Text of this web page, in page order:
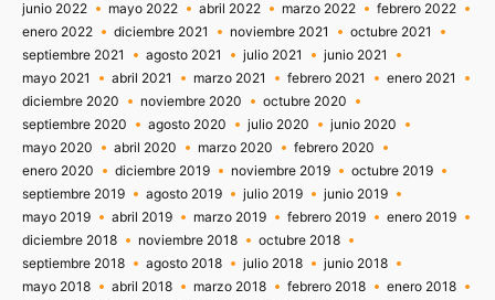
junio 2022
mayo 2022 abril 2022 marzo 2022
febrero 2022
enero 2022
diciembre 2021 noviembre 2021
octubre 2021
septiembre 2021
agosto 2021 julio 2021
junio 2021
mayo 2021
abril 2021 marzo 2021 febrero 2021
enero 2021
diciembre 2020
noviembre 2020
octubre 2020
septiembre 2020
agosto 2020 julio 2020
junio 2020
mayo 2020
abril 2020 marzo 2020
febrero 2020
enero 2020
diciembre 2019 noviembre 2019
octubre 2019
septiembre 2019
agosto 2019 julio 2019
junio 2019
mayo 2019
abril 2019 marzo 2019 febrero 2019
enero 2019
diciembre 2018
noviembre 2018
octubre 2018
septiembre 2018
agosto 2018 julio 2018
junio 2018
mayo 2018
abril 2018 marzo 2018 febrero 2018
enero 2018